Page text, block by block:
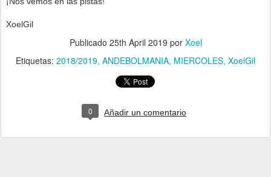
XoelGil
Publicado 25th April 2019 por Xoel
Etiquetas: 2018/2019 ANDEBOLMANIA MIERCOLES XoelGil
0 Añadir un comentario